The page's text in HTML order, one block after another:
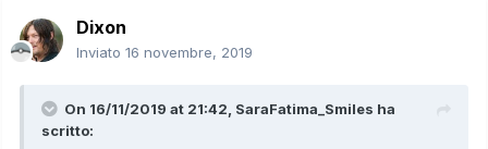
Dixon
Inviato 16 novembre, 2019
On 16/11/2019 at 21:42, SaraFatima_Smiles ha
scritto: